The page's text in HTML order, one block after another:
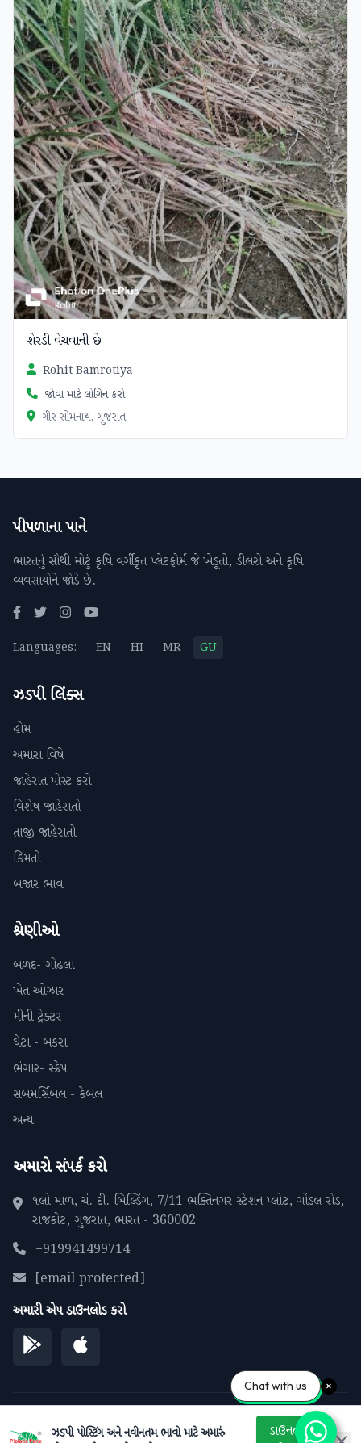
શેરડી વેચવાની છે
Rohit Bamrotiya
જોવા માટે લોગિન કરો
ગીર સોમનાથ, ગુજરાત
પીપળાના પાને
ભારતનું સૌથી મોટું કૃષિ વર્ગીકૃત પ્લેટફોર્મ જે ખેડૂતો, ડીલરો અને કૃષિ
વ્યવસાયોને જોડે છે.
Languages: EN HI MR GU
ઝડપી લિંક્સ
હોમ
અમારા વિષે
જાહેરાત પોસ્ટ કરો
વિશેષ જાહેરાતો
તાજી જાહેરાતો
કિંમતો
બજાર ભાવ
શ્રેણીઓ
બળદ- ગોઢલા
ખેત ઓઝાર
મીની ટ્રેક્ટર
ઘેટા - બકરા
ભંગાર- સ્ક્રેપ
સબમર્સિબલ - કેબલ
અન્ય
અમારો સંપર્ક કરો
૧લો માળ, ચં. દી. બિલ્ડિંગ, 7/11 ભક્તિનગર સ્ટેશન પ્લોટ, ગોંડલ રોડ,
રાજકોટ, ગુજરાત, ભારત - 360002
+919941499714
[email protected]
અમારી એપ ડાઉનલોડ કરો
© 2026 પીપળાના પાને. બધા અધિકારો સુરક્ષિત.
ઝડપી પોસ્ટિંગ અને નવીનતમ ભાવો માટે અમારું
ડાઉનલોડ
Chat with us